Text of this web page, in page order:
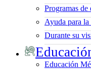
Programas de
Ayuda para
Durante su
Educación